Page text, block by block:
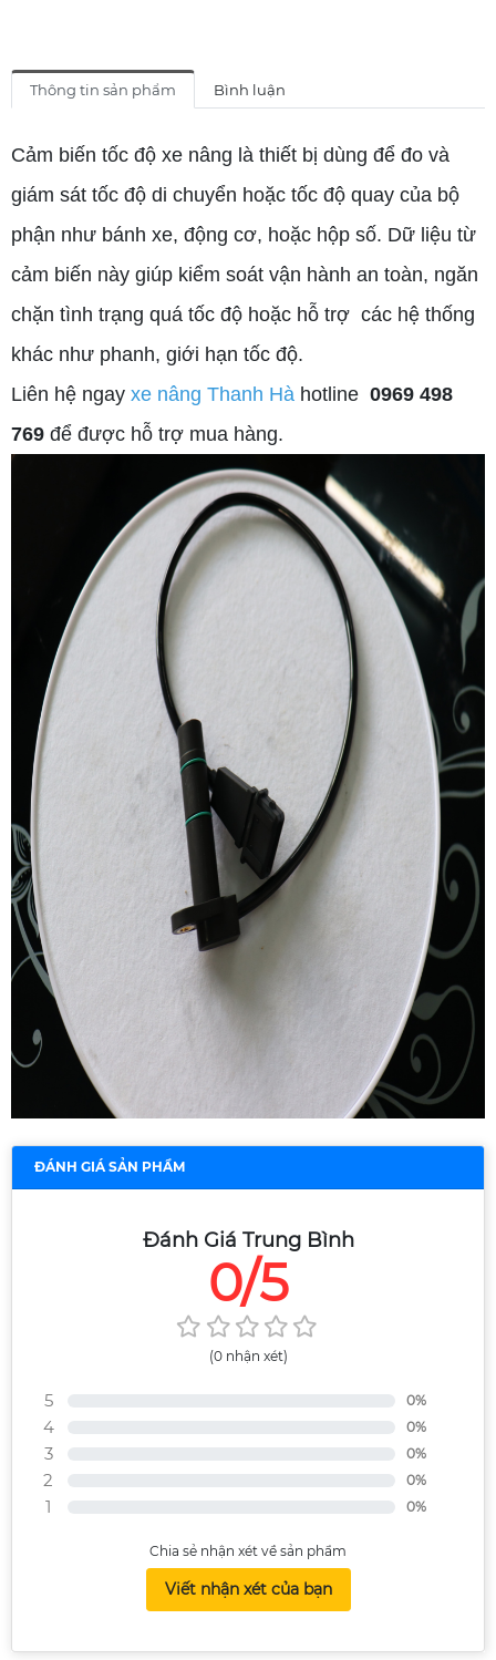
Thông tin sản phẩm Bình luận
Cảm biến tốc độ xe nâng là thiết bị dùng để đo và
giám sát tốc độ di chuyển hoặc tốc độ quay của bộ
phận như bánh xe, động cơ, hoặc hộp số. Dữ liệu từ
cảm biến này giúp kiểm soát vận hành an toàn, ngăn
chặn tình trạng quá tốc độ hoặc hỗ trợ các hệ thống
khác như phanh, giới hạn tốc độ.
Liên hệ ngay xe nâng Thanh Hà hotline 0969 498
769 để được hỗ trợ mua hàng.
ĐÁNH GIÁ SẢN PHẨM
Đánh Giá Trung Bình
0/5
(0 nhận xét)
5 0%
4 0%
3 0%
2 0%
1 0%
Chia sẻ nhận xét về sản phẩm
Viết nhận xét của bạn